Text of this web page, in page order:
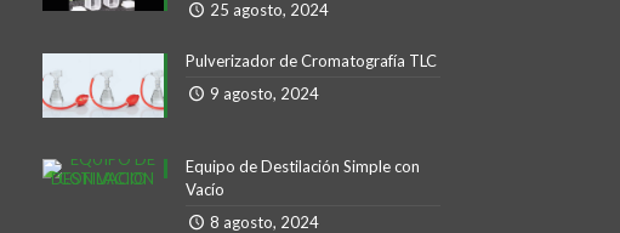
25 agosto, 2024
Pulverizador de Cromatografía TLC
9 agosto, 2024
Equipo de Destilación Simple con
Vacío
8 agosto, 2024